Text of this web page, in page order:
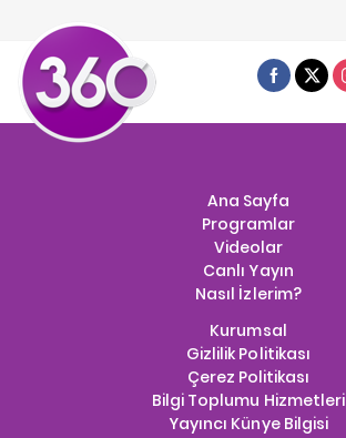
Ana Sayfa
Programlar
Videolar
Canlı Yayın
Nasıl İzlerim?
Kurumsal
Gizlilik Politikası
Çerez Politikası
Bilgi Toplumu Hizmetleri
Yayıncı Künye Bilgisi